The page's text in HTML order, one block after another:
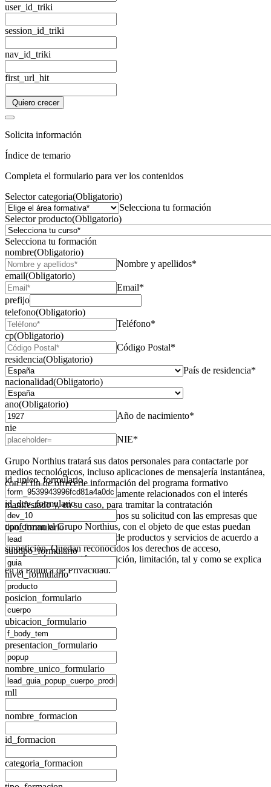
user_id_triki
session_id_triki
nav_id_triki
first_url_hit
Quiero crecer
Solicita información
Índice de temario
Completa el formulario para ver los contenidos
Selector categoria(Obligatorio)
Selecciona tu formación
Selector producto(Obligatorio)
Selecciona tu formación
nombre(Obligatorio)
Nombre y apellidos*
email(Obligatorio)
Email*
prefijo
telefono(Obligatorio)
Teléfono*
cp(Obligatorio)
Código Postal*
residencia(Obligatorio)
País de residencia*
nacionalidad(Obligatorio)
ano(Obligatorio)
Año de nacimiento*
nie
NIE*
Grupo Northius tratará sus datos personales para contactarle por
medios tecnológicos, incluso aplicaciones de mensajería instantánea,
con el fin de ofrecerle información del programa formativo
seleccionado o de otros directamente relacionados con el interés
manifestado y, en su caso, para tramitar la contratación
correspondiente. Compartiremos su solicitud con las empresas que
conforman elGrupo Northius, con el objeto de que estas puedan
hacerle llegar la mejor oferta de productos y servicios de acuerdo a
su petición. Quedan reconocidos los derechos de acceso,
rectificación, supresión, oposición, limitación, tal y como se explica
en laPolítica de Privacidad.
id_unico_formulario
id_dev_formulario
tipo_formulario
subtipo_formulario
nivel_formulario
posicion_formulario
ubicacion_formulario
presentacion_formulario
nombre_unico_formulario
mll
nombre_formacion
id_formacion
categoria_formacion